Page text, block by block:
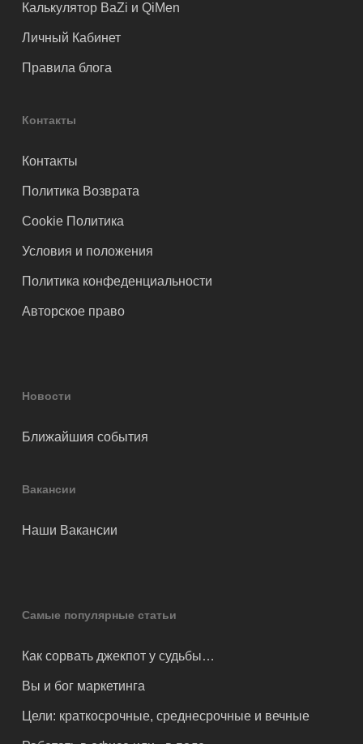
Калькулятор BaZi и QiMen
Личный Кабинет
Правила блога
Контакты
Контакты
Политика Возврата
Cookie Политика
Условия и положения
Политика конфеденциальности
Авторское право
Новости
Ближайшия события
Вакансии
Наши Вакансии
Самые популярные статьи
Как сорвать джекпот у судьбы…
Вы и бог маркетинга
Цели: краткосрочные, среднесрочные и вечные